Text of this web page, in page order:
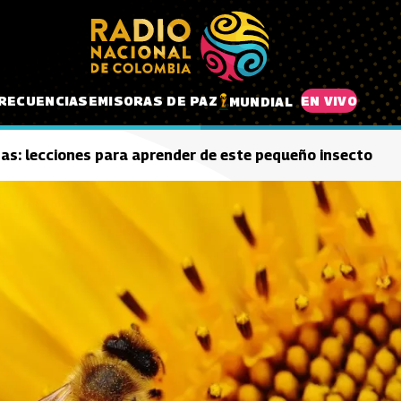
EMISORAS DE PAZ MUNDIAL EN VIVO
lecciones para aprender de este pequeño insecto